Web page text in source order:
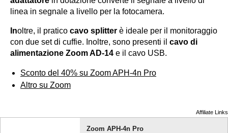
linea in segnale a livello per la fotocamera.
Inoltre, il pratico cavo splitter è ideale per il monitoraggio
con due set di cuffie. Inoltre, sono presenti il cavo di
alimentazione Zoom AD-14 e il cavo USB.
Sconto del 40% su Zoom APH-4n Pro
Altro su Zoom
Affiliate Links
Zoom APH-4n Pro